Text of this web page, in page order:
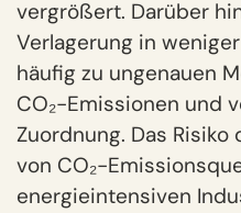
vergrößert. Darüber
Verlagerung in
häufig zu ungenauen
CO₂-Emissionen und
Zuordnung. Das Risiko
von CO₂-
energieintensiven